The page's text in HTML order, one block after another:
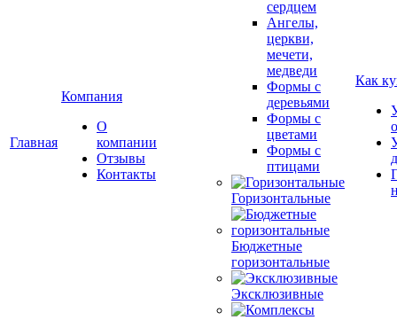
Главная
Компания
О
компании
Отзывы
Контакты
сердцем
Ангелы,
церкви,
мечети,
медведи
Формы с
деревьями
Формы с
цветами
Формы с
птицами
Горизонтальные
Бюджетные
горизонтальные
Эксклюзивные
Как